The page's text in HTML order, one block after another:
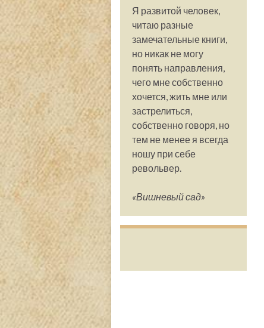
Я развитой человек,
читаю разные
замечательные книги,
но никак не могу
понять направления,
чего мне собственно
хочется, жить мне или
застрелиться,
собственно говоря, но
тем не менее я всегда
ношу при себе
револьвер.
«Вишневый сад»